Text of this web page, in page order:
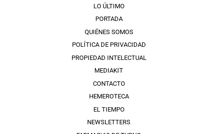
LO ÚLTIMO
PORTADA
QUIÉNES SOMOS
POLÍTICA DE PRIVACIDAD
PROPIEDAD INTELECTUAL
MEDIAKIT
CONTACTO
HEMEROTECA
EL TIEMPO
NEWSLETTERS